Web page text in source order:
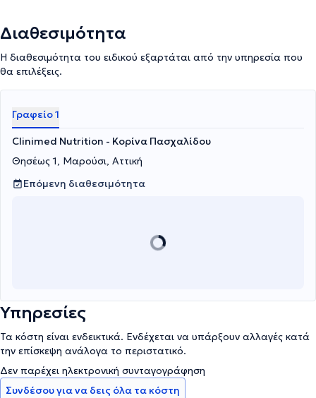
ήπατος, σε συνεργασία με το Γενικό Νοσοκομείο Θεσσαλονίκης
"Ιπποκράτειο". Έχει ειδικευθεί, μέσω του κέντρου διά βίου
μάθησης τουΕθνικού και Καποδιστριακού Πανεπιστημίου
Αθηνών, στις Διαταραχές Πρόσληψης Τροφής
υλικό DNA) την ώθησε στο να λάβει πιστοποίηση από το
Πανεπιστήμιο Αθηνών (ΕΚΠΑ), πάνω στις
Γενετικής στη Διατροφή Ακριβείας.Πραγματοποιεί ομιλίες σε
εμπειρία σε δεκάδες περιστατικά κλινικής διατροφής και
διαχείρισης βάρους. Ενημερώνεται συνεχώς για τα νεότερα
Διαθεσιμότητα
Η διαθεσιμότητα του ειδικού εξαρτάται από την υπηρεσία που
θα επιλέξεις.
Γραφείο 1
Clinimed Nutrition - Κορίνα Πασχαλίδου
Θησέως 1, Μαρούσι, Αττική
Επόμενη διαθεσιμότητα
Υπηρεσίες
Τα κόστη είναι ενδεικτικά. Ενδέχεται να υπάρξουν αλλαγές κατά
την επίσκεψη ανάλογα το περιστατικό.
Δεν παρέχει ηλεκτρονική συνταγογράφηση
Συνδέσου για να δεις όλα τα κόστη